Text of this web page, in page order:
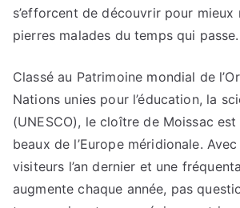
s’efforcent de découvrir pour mieux
pierres malades du temps qui passe.
Classé au Patrimoine mondial de
Nations unies pour l’éducation, la
(UNESCO), le cloître de Moissac est
beaux de l’Europe méridionale.
visiteurs l’an dernier et une
augmente chaque année, pas